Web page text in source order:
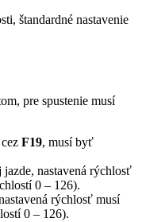
štandardné nastavenie
pre spustenie musí
F19, musí byť
nastavená rýchlosť
0 – 126).
rýchlosť musí
0 – 126).